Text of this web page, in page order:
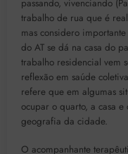
passando, vivenciando
trabalho de rua que é
mas considero
do AT se dá na casa do
trabalho residencial vem
reflexão em saúde
refere que em algumas
ocupar o quarto, a casa
geografia da cidade.
O acompanhante